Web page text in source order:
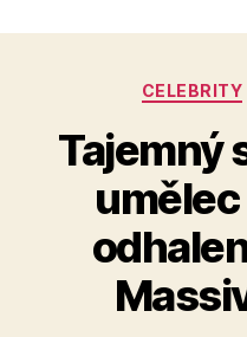
CELEBRITY
Tajemný